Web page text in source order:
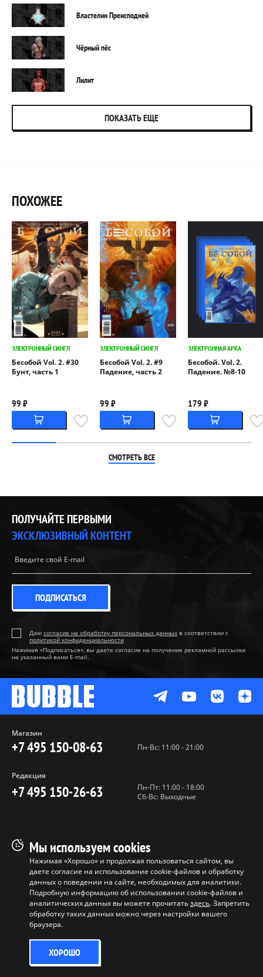
Властелин Преисподней
Чёрный пёс
Лилит
ПОКАЗАТЬ ЕЩЕ
ПОХОЖЕЕ
ЭЛЕКТРОННЫЙ СИНГЛ
Бесобой Vol. 2. #30
Бунт, часть 1
99 ₽
ЭЛЕКТРОННЫЙ СИНГЛ
Бесобой Vol. 2. #9
Падение, часть 2
99 ₽
ЭЛЕКТРОННАЯ АРКА
Бесобой. Vol. 2.
Падение. №8-10
179 ₽
СМОТРЕТЬ ВСЕ
ПОЛУЧАЙТЕ ПЕРВЫМИ
ЭКСКЛЮЗИВНЫЙ КОНТЕНТ
ПОДПИСАТЬСЯ
Даю согласие на обработку персональных данных в соответствии с
политикой конфиденциальности
Нажимая «Подписаться», вы даете согласие на получение рекламной рассылки
на указанный вами E-mail.
Магазин
+7 495 150-08-63 Пн-Вс: 11:00 - 21:00
Редакция
+7 495 150-26-63
Пн-Пт: 11:00 - 18:00
Сб-Вс: Выходные
Пользовательское соглашение
Политика конфиденциальности
Программа лояльности
Условия продажи продукции
Копирование материалов без
разрешения запрещено ©
ООО "БАБЛ", 2017-2026
Мы используем cookies
Нажимая «Хорошо» и продолжая пользоваться сайтом, вы
даете согласие на использование cookie-файлов и обработку
данных о поведении на сайте, необходимых для аналитики.
Подробную информацию об использовании cookie-файлов и
аналитических данных вы можете прочитатьздесь. Запретить
обработку таких данных можно через настройки вашего
браузера.
ХОРОШО